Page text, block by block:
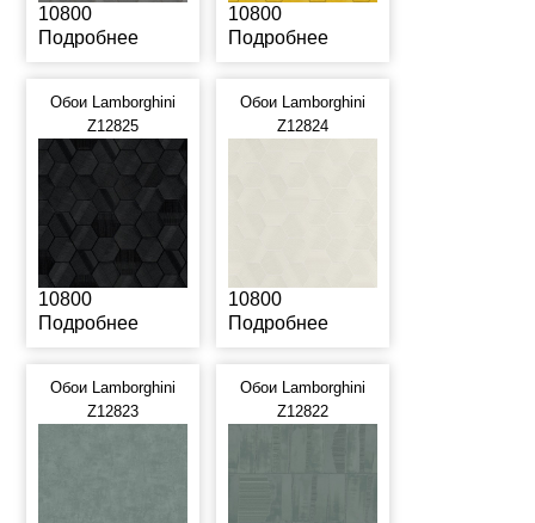
10800
Подробнее
10800
Подробнее
Обои Lamborghini
Z12825
10800
Подробнее
Обои Lamborghini
Z12824
10800
Подробнее
Обои Lamborghini
Z12823
Обои Lamborghini
Z12822